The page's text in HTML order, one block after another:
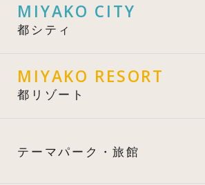
MIYAKO CITY
都シティ
MIYAKO RESORT
都リゾート
テーマパーク・旅館